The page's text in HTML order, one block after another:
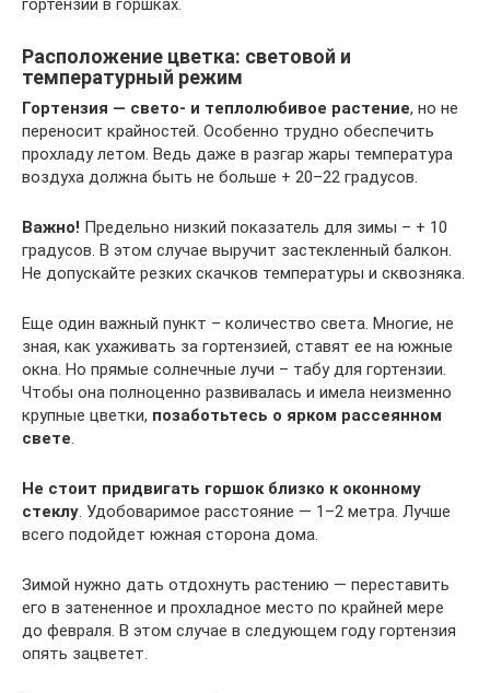
гортензии в горшках.
Расположение цветка: световой и
температурный режим
Гортензия — свето- и теплолюбивое растение, но не
переносит крайностей. Особенно трудно обеспечить
прохладу летом. Ведь даже в разгар жары температура
воздуха должна быть не больше + 20–22 градусов.
Важно! Предельно низкий показатель для зимы – + 10
градусов. В этом случае выручит застекленный балкон.
Не допускайте резких скачков температуры и сквозняка.
Еще один важный пункт – количество света. Многие, не
зная, как ухаживать за гортензией, ставят ее на южные
окна. Но прямые солнечные лучи – табу для гортензии.
Чтобы она полноценно развивалась и имела неизменно
крупные цветки, позаботьтесь о ярком рассеянном
свете.
Не стоит придвигать горшок близко к оконному
стеклу. Удобоваримое расстояние — 1–2 метра. Лучше
всего подойдет южная сторона дома.
Зимой нужно дать отдохнуть растению — переставить
его в затененное и прохладное место по крайней мере
до февраля. В этом случае в следующем году гортензия
опять зацветет.